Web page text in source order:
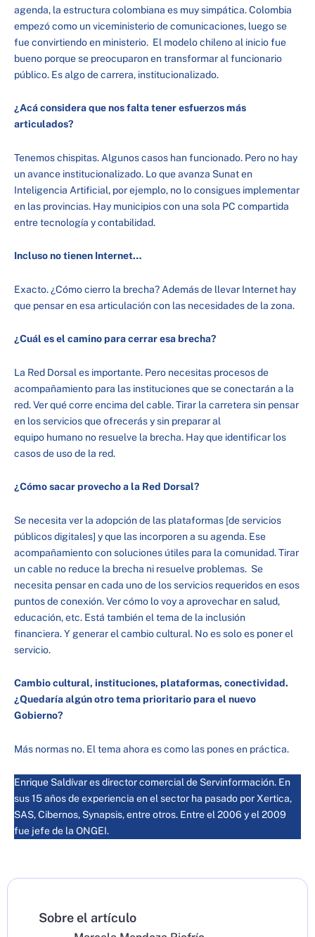
agenda, la estructura colombiana es muy simpática. Colombia
empezó como un viceministerio de comunicaciones, luego se
fue convirtiendo en ministerio. El modelo chileno al inicio fue
bueno porque se preocuparon en transformar al funcionario
público. Es algo de carrera, institucionalizado.
¿Acá considera que nos falta tener esfuerzos más
articulados?
Tenemos chispitas. Algunos casos han funcionado. Pero no hay
un avance institucionalizado. Lo que avanza Sunat en
Inteligencia Artificial, por ejemplo, no lo consigues implementar
en las provincias. Hay municipios con una sola PC compartida
entre tecnología y contabilidad.
Incluso no tienen Internet…
Exacto. ¿Cómo cierro la brecha? Además de llevar Internet hay
que pensar en esa articulación con las necesidades de la zona.
¿Cuál es el camino para cerrar esa brecha?
La Red Dorsal es importante. Pero necesitas procesos de
acompañamiento para las instituciones que se conectarán a la
red. Ver qué corre encima del cable. Tirar la carretera sin pensar
en los servicios que ofrecerás y sin preparar al
equipo humano no resuelve la brecha. Hay que identificar los
casos de uso de la red.
¿Cómo sacar provecho a la Red Dorsal?
Se necesita ver la adopción de las plataformas [de servicios
públicos digitales] y que las incorporen a su agenda. Ese
acompañamiento con soluciones útiles para la comunidad. Tirar
un cable no reduce la brecha ni resuelve problemas. Se
necesita pensar en cada uno de los servicios requeridos en esos
puntos de conexión. Ver cómo lo voy a aprovechar en salud,
educación, etc. Está también el tema de la inclusión
financiera. Y generar el cambio cultural. No es solo es poner el
servicio.
Cambio cultural, instituciones, plataformas, conectividad.
¿Quedaría algún otro tema prioritario para el nuevo
Gobierno?
Más normas no. El tema ahora es como las pones en práctica.
Enrique Saldívar es director comercial de Servinformación. En
sus 15 años de experiencia en el sector ha pasado por Xertica,
SAS, Cibernos, Synapsis, entre otros. Entre el 2006 y el 2009
fue jefe de la ONGEI.
Sobre el artículo